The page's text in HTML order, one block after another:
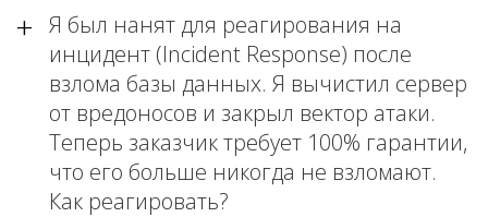
Я был нанят для реагирования на
инцидент (Incident Response) после
взлома базы данных. Я вычистил сервер
от вредоносов и закрыл вектор атаки.
Теперь заказчик требует 100% гарантии,
что его больше никогда не взломают.
Как реагировать?